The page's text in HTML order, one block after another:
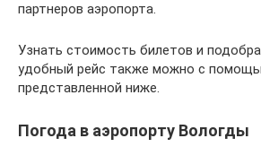
партнеров аэропорта.
Узнать стоимость билетов и
удобный рейс также можно с
представленной ниже.
Погода в аэропорту Вологды